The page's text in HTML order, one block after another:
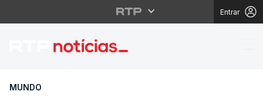
Entrar
Papa em Espanha.
MUNDO